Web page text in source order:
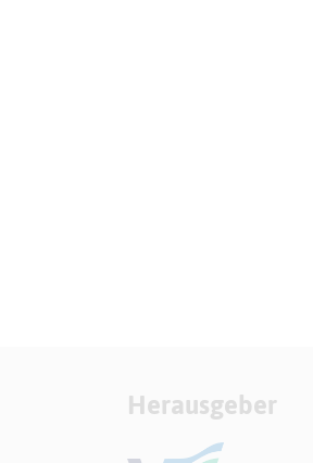
Herausgeber